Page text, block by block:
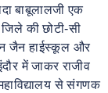
बाबूलालजी एक
की छोटी-सी
जैन हाईस्कूल और
में जाकर राजीव
महाविद्यालय से संगणक